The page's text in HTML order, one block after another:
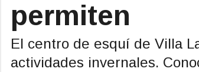
permiten
El centro de esquí de Villa
actividades invernales.